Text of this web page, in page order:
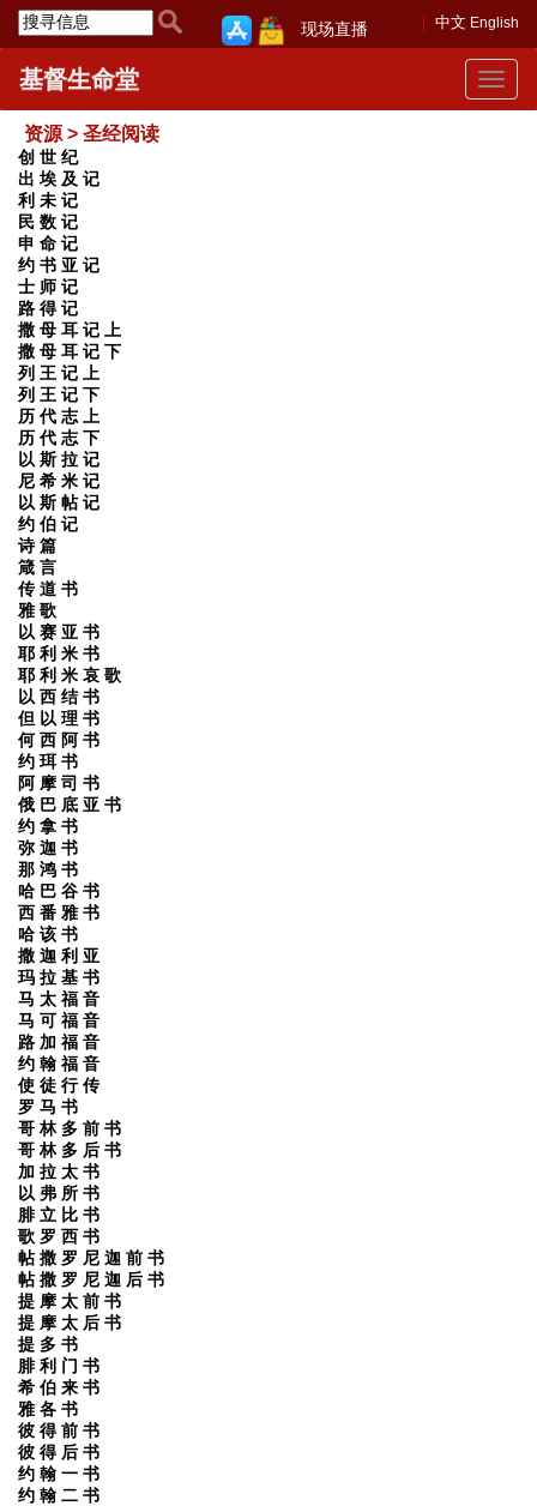
中文 English
现场直播
Toggle
基督生命堂
资源 > 圣经阅读
创 世 纪
出 埃 及 记
利 未 记
民 数 记
申 命 记
约 书 亚 记
士 师 记
路 得 记
撒 母 耳 记 上
撒 母 耳 记 下
列 王 记 上
列 王 记 下
历 代 志 上
历 代 志 下
以 斯 拉 记
尼 希 米 记
以 斯 帖 记
约 伯 记
诗 篇
箴 言
传 道 书
雅 歌
以 赛 亚 书
耶 利 米 书
耶 利 米 哀 歌
以 西 结 书
但 以 理 书
何 西 阿 书
约 珥 书
阿 摩 司 书
俄 巴 底 亚 书
约 拿 书
弥 迦 书
那 鸿 书
哈 巴 谷 书
西 番 雅 书
哈 该 书
撒 迦 利 亚
玛 拉 基 书
马 太 福 音
马 可 福 音
路 加 福 音
约 翰 福 音
使 徒 行 传
罗 马 书
哥 林 多 前 书
哥 林 多 后 书
加 拉 太 书
以 弗 所 书
腓 立 比 书
歌 罗 西 书
帖 撒 罗 尼 迦 前 书
帖 撒 罗 尼 迦 后 书
提 摩 太 前 书
提 摩 太 后 书
提 多 书
腓 利 门 书
希 伯 来 书
雅 各 书
彼 得 前 书
彼 得 后 书
约 翰 一 书
约 翰 二 书